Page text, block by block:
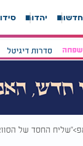
חדשות יהדות
סדרות דיגיטל
"שליח החסד של